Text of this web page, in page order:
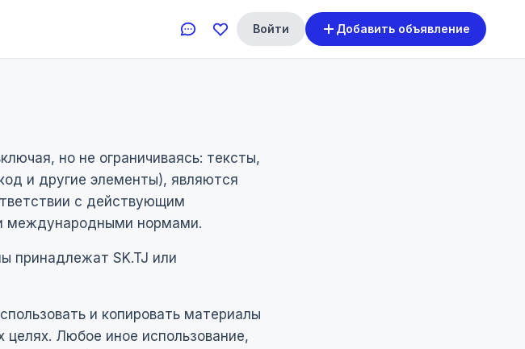
Войти Добавить объявление
но не ограничиваясь: тексты,
и другие элементы), являются
с действующим
международными нормами.
принадлежат SK.TJ или
и копировать материалы
целях. Любое иное использование,